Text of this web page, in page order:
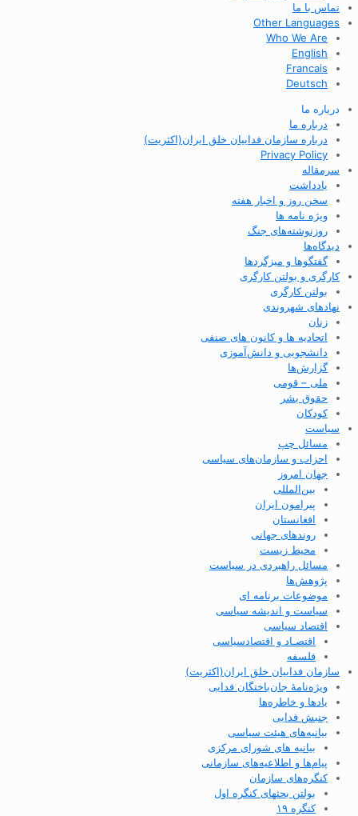
تماس با ما
Other Languages
Who We Are
English
Francais
Deutsch
درباره ما
درباره ما
درباره سازمان فداییان خلق ایران(اکثریت)
Privacy Policy
سرمقاله
یادداشت
سخن روز و اخبار هفته
ویژه نامه ها
روزنوشته‌های جنگ
دیدگاه‌ها
گفتگوها و میزگردها
کارگری و بولتن کارگری
بولتن کارگری
نهادهای شهروندی
زنان
اتحادیه ها و کانون های صنفی
دانشجویی و دانش‌آموزی
گزارش‌ها
ملی – قومی
حقوق بشر
کودکان
سیاست
مسائل چپ
احزاب و سازمان‌های سیاسی
جهان امروز
بین‌المللی
پیرامون ایران
افغانستان
روندهای جهانی
محیط زیست
مسائل راهبردی در سیاست
پژوهش‌ها
موضوعات برنامه ای
سیاست و اندیشه سیاسی
اقتصاد سیاسی
اقتصـاد و اقتصاد‌سیاسی
فلسفه
سازمان فداییان خلق ایران(اکثریت)
ویژه‌نامهٔ جان‌باختگان فدایی
یادها و خاطره‌ها
جنبش فدایی
بیانیه‌های هیئت سیاسی
بیانیه های شورای مرکزی
پیام‌ها و اطلاعیه‌های سازمانی
کنگره‌های سازمان
بولتن بحثهای کنگره اول
کنگره ۱۹